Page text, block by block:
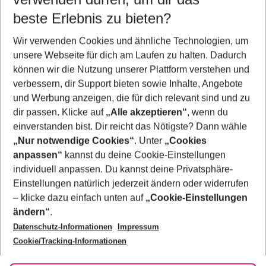
5-8 Nächte
2 Erwachsene Keine Kinder
Mehr Filter anzeigen
Footer
Footer navigation
Über uns
AGB
Bestpreisgarantie
Cookie-Einstellungen ändern
Cookie-Richtlinie
Agenturbetreuung
Barrierefreies Reisen
Folge uns
beste Erlebnis zu bieten?
Wir verwenden Cookies und ähnliche Technologien, um
unsere Webseite für dich am Laufen zu halten. Dadurch
können wir die Nutzung unserer Plattform verstehen und
verbessern, dir Support bieten sowie Inhalte, Angebote
und Werbung anzeigen, die für dich relevant sind und zu
dir passen. Klicke auf „Alle akzeptieren“, wenn du
einverstanden bist. Dir reicht das Nötigste? Dann wähle
„Nur notwendige Cookies“. Unter „Cookies
anpassen“ kannst du deine Cookie-Einstellungen
individuell anpassen. Du kannst deine Privatsphäre-
Einstellungen natürlich jederzeit ändern oder widerrufen
– klicke dazu einfach unten auf „Cookie-Einstellungen
ändern“.
Datenschutz-Informationen
Impressum
Cookie/Tracking-Informationen